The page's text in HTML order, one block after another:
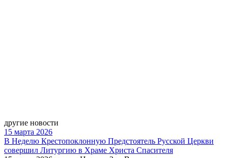
другие новости
15 марта 2026
В Неделю Крестопоклонную Предстоятель Русской Церкви
совершил Литургию в Храме Христа Спасителя